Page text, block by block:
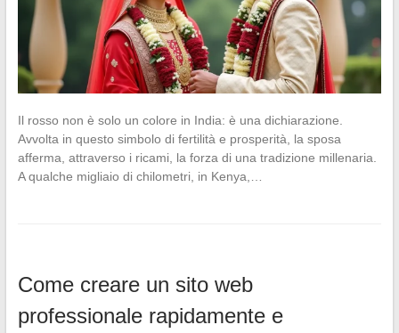
Il rosso non è solo un colore in India: è una dichiarazione.
Avvolta in questo simbolo di fertilità e prosperità, la sposa
afferma, attraverso i ricami, la forza di una tradizione millenaria.
A qualche migliaio di chilometri, in Kenya,…
Come creare un sito web
professionale rapidamente e